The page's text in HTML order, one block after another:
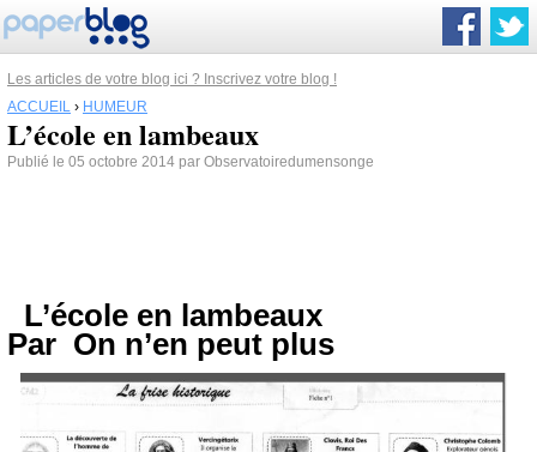
Les articles de votre blog ici ? Inscrivez votre blog !
ACCUEIL › HUMEUR
L’école en lambeaux
Publié le 05 octobre 2014 par Observatoiredumensonge
L’école en lambeaux
Par On n’en peut plus